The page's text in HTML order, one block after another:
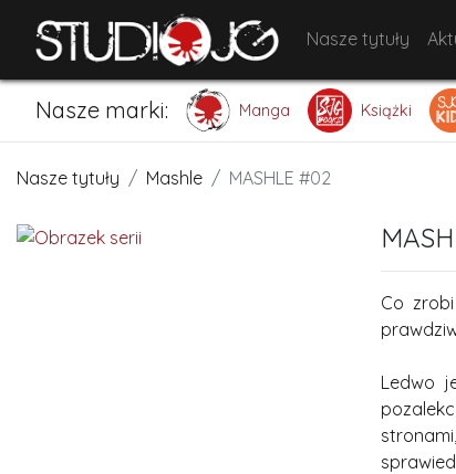
Nasze tytuły
Nasze marki: Manga Książki
Nasze tytuły Mashle MASHLE #02
Co
Ledwo